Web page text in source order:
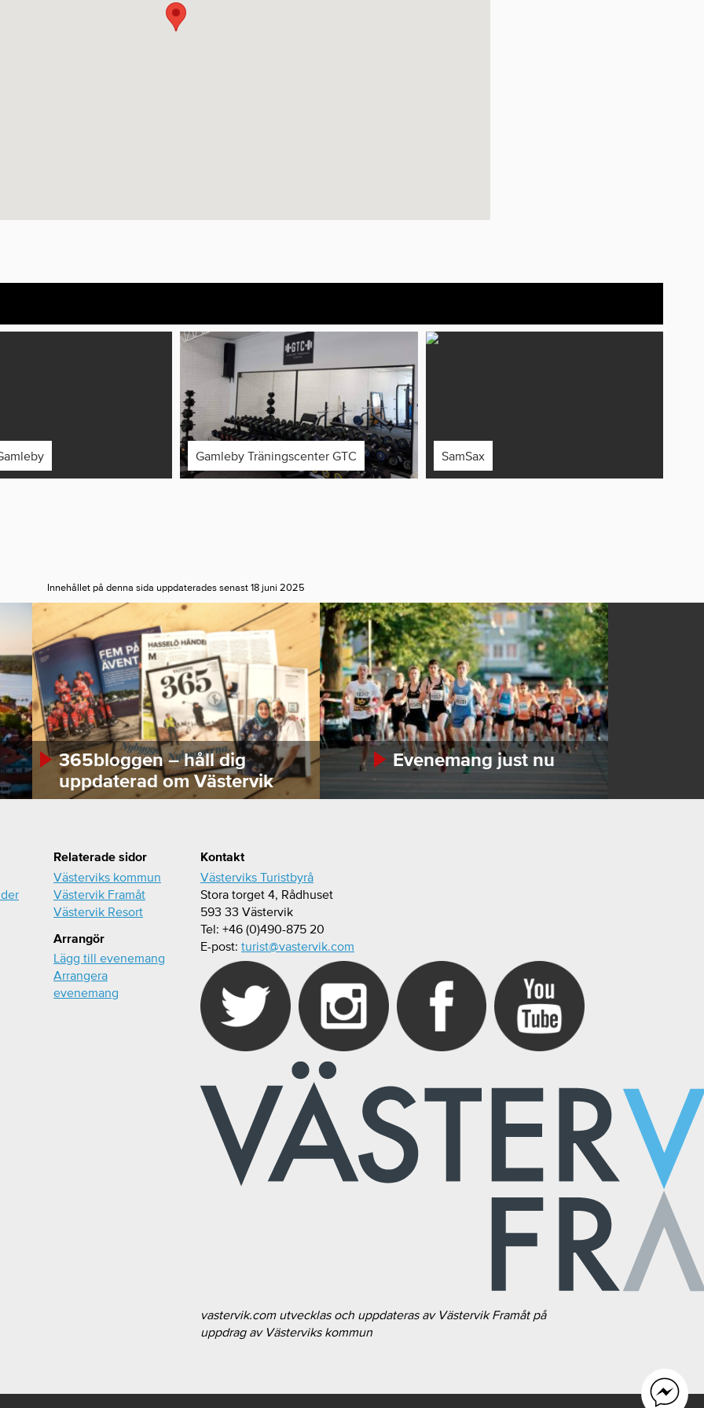
Gamleby Träningscenter GTC SamSax
Innehållet på denna sida uppdaterades senast 18 juni 2025
365bloggen – håll dig
uppdaterad om Västervik
Evenemang just nu
Relaterade sidor
Västerviks kommun
Västervik Framåt
Västervik Resort
Arrangör
Lägg till evenemang
Arrangera
evenemang
Kontakt
Västerviks Turistbyrå
Stora torget 4, Rådhuset
593 33 Västervik
Tel: +46 (0)490-875 20
E-post: turist@vastervik.com
vastervik.com utvecklas och uppdateras av Västervik Framåt på
uppdrag av Västerviks kommun